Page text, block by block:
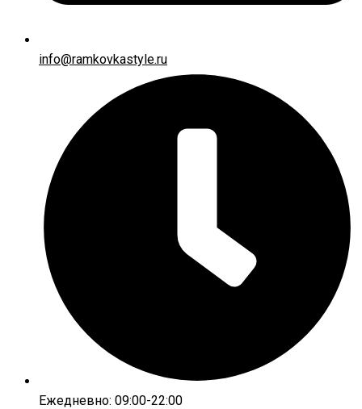
info@ramkovkastyle.ru
Ежедневно: 09:00-22:00